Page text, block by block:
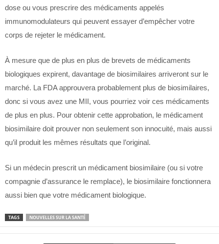
dose ou vous prescrire des médicaments appelés
immunomodulateurs qui peuvent essayer d’empêcher votre
corps de rejeter le médicament.
À mesure que de plus en plus de brevets de médicaments
biologiques expirent, davantage de biosimilaires arriveront sur le
marché. La FDA approuvera probablement plus de biosimilaires,
donc si vous avez une MII, vous pourriez voir ces médicaments
de plus en plus. Pour obtenir cette approbation, le médicament
biosimilaire doit prouver non seulement son innocuité, mais aussi
qu’il produit les mêmes résultats que l’original.
Si un médecin prescrit un médicament biosimilaire (ou si votre
compagnie d’assurance le remplace), le biosimilaire fonctionnera
aussi bien que votre médicament biologique.
TAGS NOUVELLES SUR LA SANTÉ